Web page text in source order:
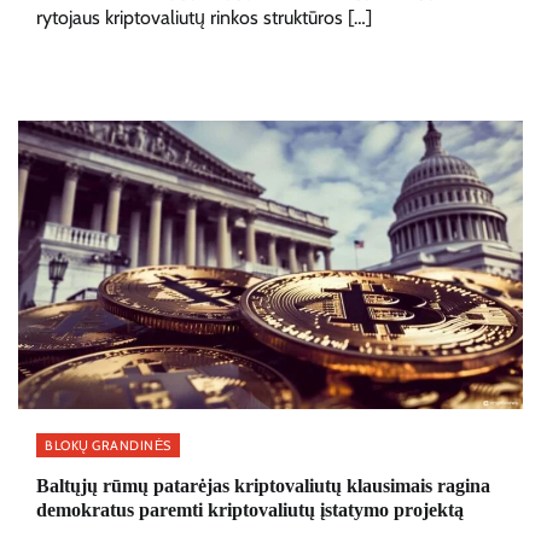
rytojaus kriptovaliutų rinkos struktūros […]
BLOKŲ GRANDINĖS
Baltųjų rūmų patarėjas kriptovaliutų klausimais ragina
demokratus paremti kriptovaliutų įstatymo projektą